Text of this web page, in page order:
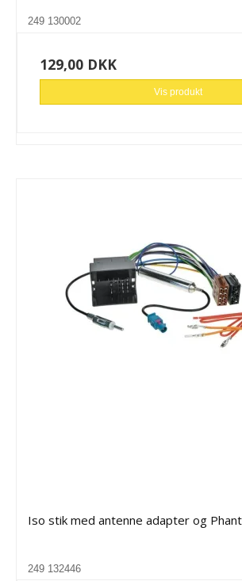
249 130002
129,00 DKK
Vis produkt
Iso stik med antenne adapter og
249 132446